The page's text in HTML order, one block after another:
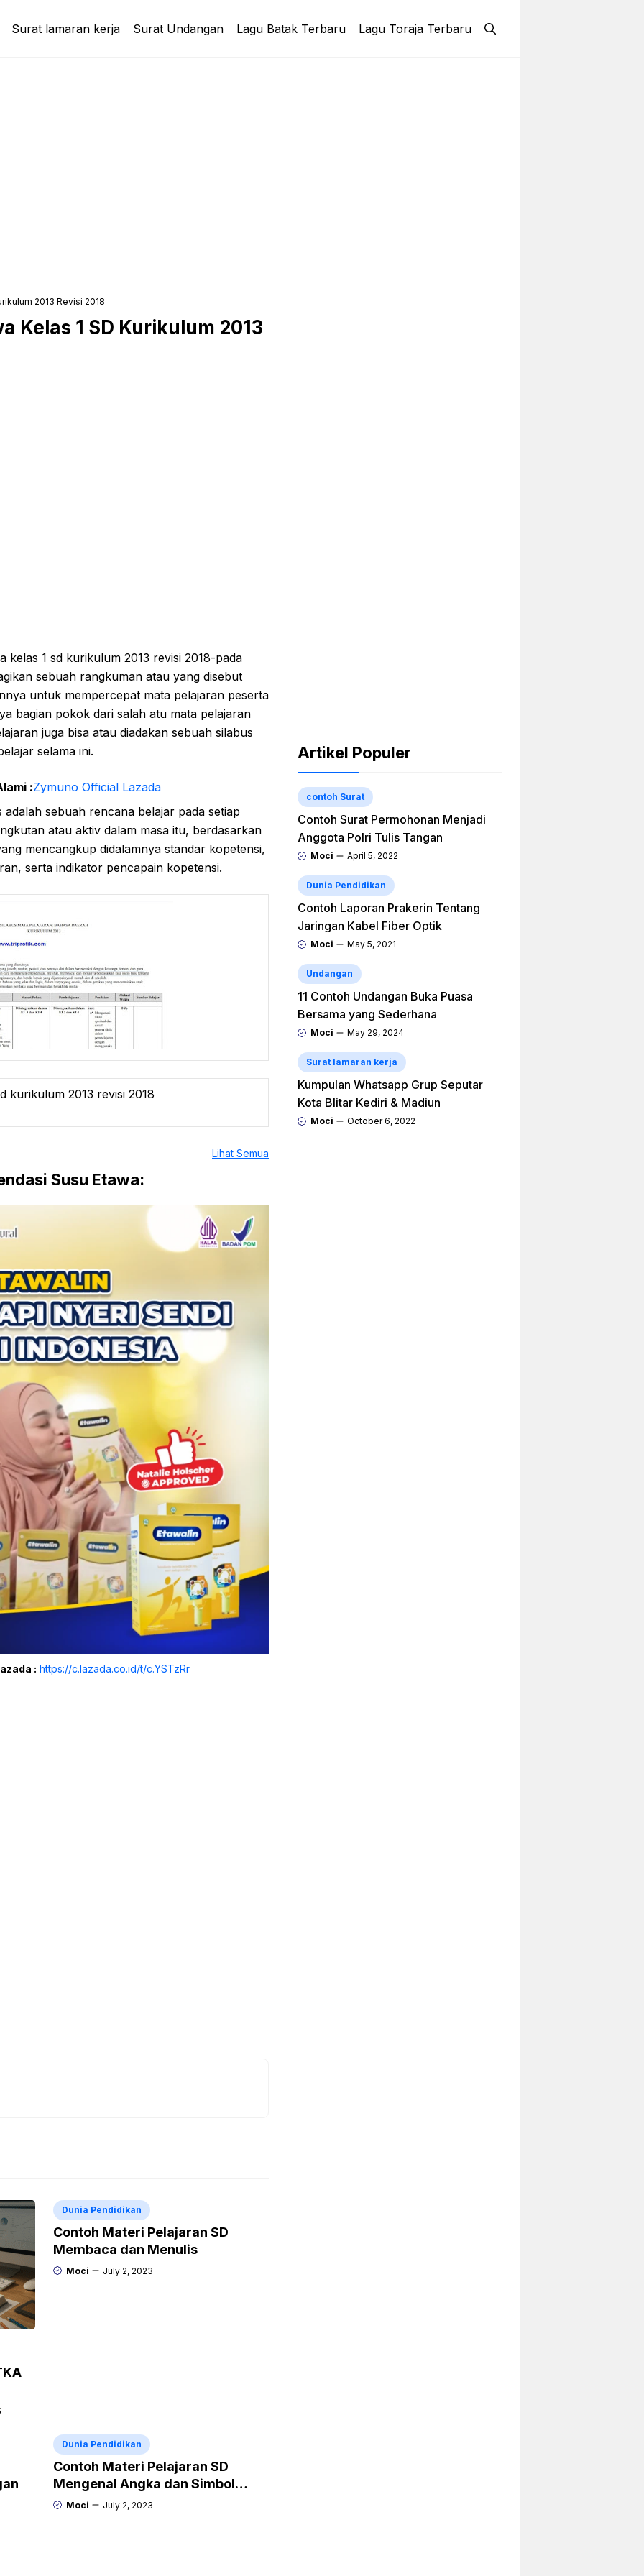
Surat lamaran kerja Surat Undangan Lagu Batak Terbaru Lagu Toraja Terbaru
2013 Revisi 2018
Kelas 1 SD Kurikulum 2013
kelas 1 sd kurikulum 2013 revisi 2018-pada
sebuah rangkuman atau yang disebut
untuk mempercepat mata pelajaran peserta
bagian pokok dari salah atu mata pelajaran
juga bisa atau diadakan sebuah silabus
selama ini.
:Zymuno Official Lazada
sebuah rencana belajar pada setiap
atau aktiv dalam masa itu, berdasarkan
mencangkup didalamnya standar kopetensi,
serta indikator pencapain kopetensi.
kurikulum 2013 revisi 2018
Lihat Semua
Susu Etawa:
: https://c.lazada.co.id/t/c.YSTzRr
Dunia Pendidikan
Contoh Materi Pelajaran SD
Membaca dan Menulis
Moci July 2, 2023
Dunia Pendidikan
Contoh Materi Pelajaran SD
Mengenal Angka dan Simbol
Matematika
Moci July 2, 2023
Artikel Populer
contoh Surat
Contoh Surat Permohonan Menjadi
Anggota Polri Tulis Tangan
Moci April 5, 2022
Dunia Pendidikan
Contoh Laporan Prakerin Tentang
Jaringan Kabel Fiber Optik
Moci May 5, 2021
Undangan
11 Contoh Undangan Buka Puasa
Bersama yang Sederhana
Moci May 29, 2024
Surat lamaran kerja
Kumpulan Whatsapp Grup Seputar
Kota Blitar Kediri & Madiun
Moci October 6, 2022